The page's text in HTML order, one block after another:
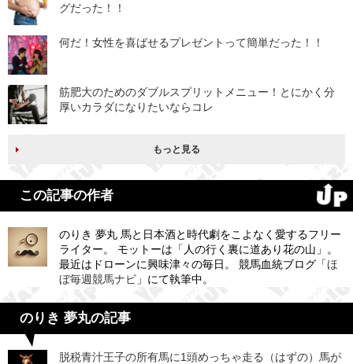
グだった！！
何だ！女性を喜ばせるプレゼントって簡単だった！！
筋肥大のためのダブルスプリットメニュー！とにかく分
厚いカラダになりたいならコレ
もっと見る
この記事の作者
のりき 夢丸 馬と日本酒と時代劇をこよなく愛するフリー
ライター。 モットーは「人の行く裏に道あり花の山」。
最近はドローンに興味津々の毎日。 競馬血統ブログ「ほ
ぼ毎週競馬ナビ 」にて執筆中。
のりき 夢丸の記事
脱税青汁王子の所有馬に1頭めっちゃ走る（はずの）馬が